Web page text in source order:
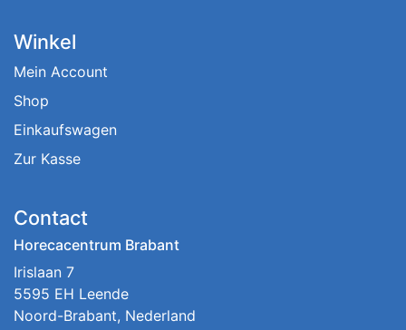
Winkel
Mein Account
Shop
Einkaufswagen
Zur Kasse
Contact
Horecacentrum Brabant
Irislaan 7
5595 EH Leende
Noord-Brabant, Nederland